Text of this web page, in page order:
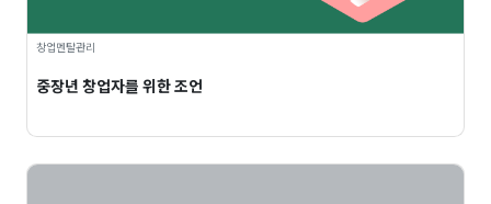
창업멘탈관리
중장년 창업자를 위한 조언